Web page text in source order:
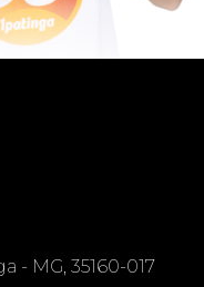
- MG, 35160-017